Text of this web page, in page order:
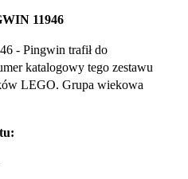
11946
- Pingwin trafił do
katalogowy tego zestawu
LEGO. Grupa wiekowa